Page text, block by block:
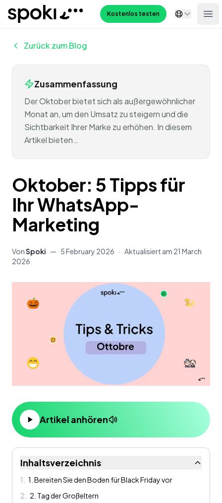
Spoki Kostenlos testen
Zurück zum Blog
Zusammenfassung
Der Oktober bietet sich als außergewöhnlicher
Monat an, um den Umsatz zu steigern und die
Sichtbarkeit Ihrer Marke zu erhöhen. In diesem
Artikel bieten…
Oktober: 5 Tipps für
Ihr WhatsApp-
Marketing
VonSpoki — 5 February 2026 · Aktualisiert am 21 March
2026
Artikel anhören
Inhaltsverzeichnis
1
1. Bereiten Sie den Boden für Black Friday vor
2
2. Tag der Großeltern